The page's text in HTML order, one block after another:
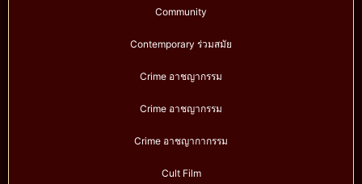
Community
Contemporary ร่วมสมัย
Crime อาชญากรรม
Crime อาชญากรรม
Crime อาชญากากรรม
Cult Film